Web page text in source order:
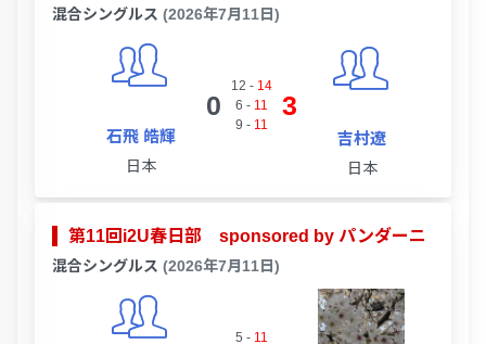
混合シングルス (2026年7月11日)
石飛 皓輝
日本
0
12 - 14
6 - 11
9 - 11
3
吉村遼
日本
第11回i2U春日部 sponsored by パンダーニ
混合シングルス (2026年7月11日)
5 - 11